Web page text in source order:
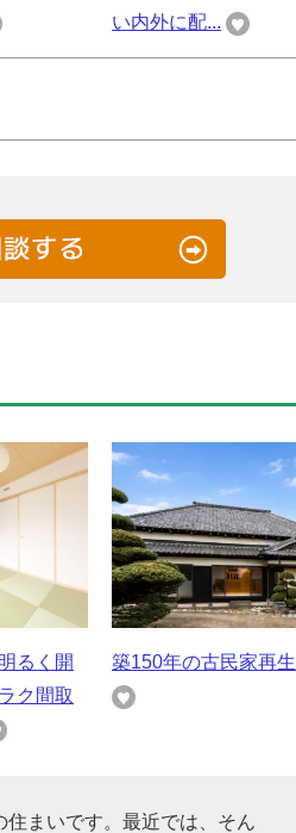
い内外に配...
るく開
ク間取
築150年の古民家再生
まいです。最近では、そん